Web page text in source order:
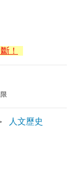
！
人文歷史